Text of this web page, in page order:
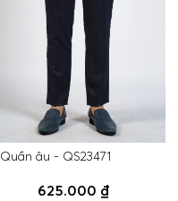
Quần âu - QS23471
625.000 ₫